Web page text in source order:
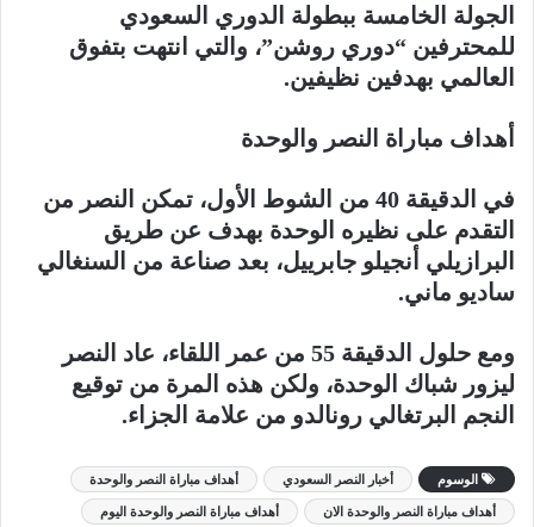
الجولة الخامسة ببطولة الدوري السعودي
للمحترفين “دوري روشن”، والتي انتهت بتفوق
العالمي بهدفين نظيفين.
أهداف مباراة النصر والوحدة
في الدقيقة 40 من الشوط الأول، تمكن النصر من
التقدم على نظيره الوحدة بهدف عن طريق
البرازيلي أنجيلو جابرييل، بعد صناعة من السنغالي
ساديو ماني.
ومع حلول الدقيقة 55 من عمر اللقاء، عاد النصر
ليزور شباك الوحدة، ولكن هذه المرة من توقيع
النجم البرتغالي رونالدو من علامة الجزاء.
الوسوم أخبار النصر السعودي أهداف مباراة النصر والوحدة
أهداف مباراة النصر والوحدة الان أهداف مباراة النصر والوحدة اليوم